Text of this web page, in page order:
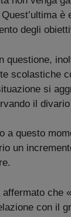
è
degli
questione,
scolastiche
si
il
a questo
un
che
con il